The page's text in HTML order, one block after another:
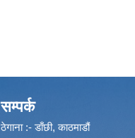
सम्पर्क
ठेगाना :- डाँछी, काठमाडौं